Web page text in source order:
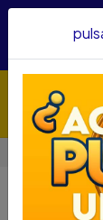
Inicio